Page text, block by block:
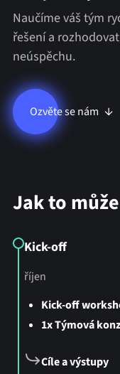
Naučíme váš tým
řešení a
neúspěchu.
Ozvěte se nám
Jak to
Kick-off
říjen
Kick-off
1x Týmová
Cíle a výstupy